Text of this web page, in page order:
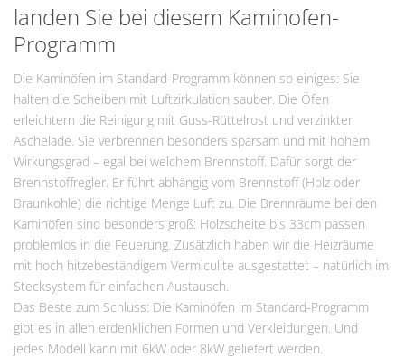
landen Sie bei diesem Kaminofen-
Programm
Die Kaminöfen im Standard-Programm können so einiges: Sie
halten die Scheiben mit Luftzirkulation sauber. Die Öfen
erleichtern die Reinigung mit Guss-Rüttelrost und verzinkter
Aschelade. Sie verbrennen besonders sparsam und mit hohem
Wirkungsgrad – egal bei welchem Brennstoff. Dafür sorgt der
Brennstoffregler. Er führt abhängig vom Brennstoff (Holz oder
Braunkohle) die richtige Menge Luft zu. Die Brennräume bei den
Kaminöfen sind besonders groß: Holzscheite bis 33cm passen
problemlos in die Feuerung. Zusätzlich haben wir die Heizräume
mit hoch hitzebeständigem Vermiculite ausgestattet – natürlich im
Stecksystem für einfachen Austausch.
Das Beste zum Schluss: Die Kaminöfen im Standard-Programm
gibt es in allen erdenklichen Formen und Verkleidungen. Und
jedes Modell kann mit 6kW oder 8kW geliefert werden.